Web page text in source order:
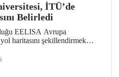
İTÜ’de
Belirledi
EELISA Avrupa
haritasını şekillendirmek
Kurulu Dönem